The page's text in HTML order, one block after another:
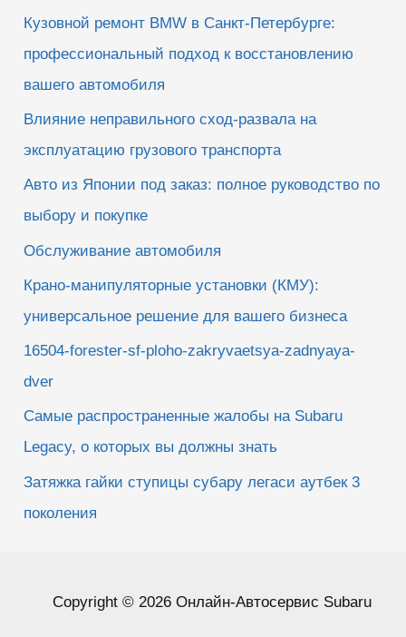
Кузовной ремонт BMW в Санкт-Петербурге:
профессиональный подход к восстановлению
вашего автомобиля
Влияние неправильного сход-развала на
эксплуатацию грузового транспорта
Авто из Японии под заказ: полное руководство по
выбору и покупке
Обслуживание автомобиля
Крано-манипуляторные установки (КМУ):
универсальное решение для вашего бизнеса
16504-forester-sf-ploho-zakryvaetsya-zadnyaya-
dver
Самые распространенные жалобы на Subaru
Legacy, о которых вы должны знать
Затяжка гайки ступицы субару легаси аутбек 3
поколения
Copyright © 2026 Онлайн-Автосервис Subaru